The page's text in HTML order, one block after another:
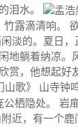
泪水。
露滴清响。
淡的。夏日
地躺着纳凉。
赏，他想起好
山歌》 山寺钟
栖隐处。 岩
近，有一个